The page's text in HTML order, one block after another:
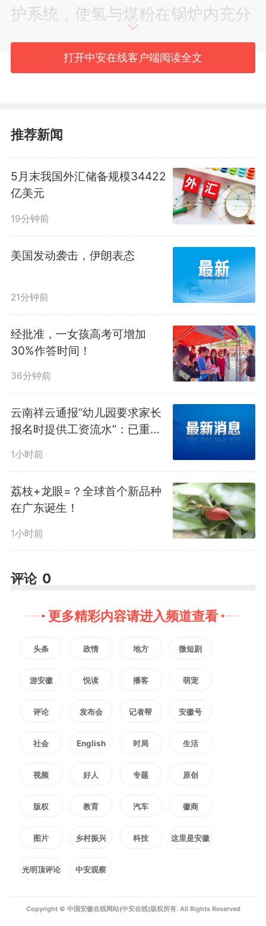
护系统，使氢与煤粉在锅炉内充分
混合燃烧，并在该试验装置上实现
50%热量比的掺氢燃烧。这意味着
度可达50%，并对氮氧化物生成实
现了有效控制。
我国建有全球最大规模的煤电
装机，煤电行业绿色低碳转型发展
对于“双碳”目标达成具有重要现实
意义。这项成果为我国未来燃煤机
组实现大幅度碳减排验证了一条具
有潜力的技术路径，对我国煤电绿
色低碳转型、煤电与新能源融合发
（总台央视记者 王世玉 古峻
2539
打开中安在线客户端阅读全文
推荐新闻
5月末我国外汇储备规模34422
亿美元
19分钟前
美国发动袭击，伊朗表态
21分钟前
经批准，一女孩高考可增加
30%作答时间！
36分钟前
云南祥云通报“幼儿园要求家长
报名时提供工资流水”：已重新
1小时前
荔枝+龙眼=？全球首个新品种
在广东诞生！
1小时前
评论 0
更多精彩内容请进入频道查看
头条 政情 地方 微短剧
游安徽 悦读 播客 萌宠
评论 发布会 记者帮 安徽号
社会 English 时局 生活
视频 好人 专题 原创
版权 教育 汽车 徽商
图片 乡村振兴 科技 这里是安徽
光明顶评论 中安观察
Copyright © 中国安徽在线网站(中安在线)版权所有. All Rights Reserved